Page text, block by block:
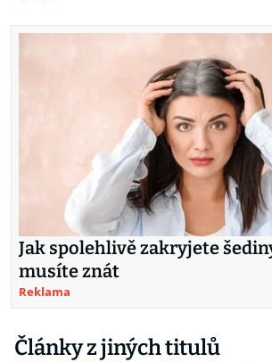
Jak spolehlivě zakryjete
musíte znát
Reklama
Články z jiných titulů